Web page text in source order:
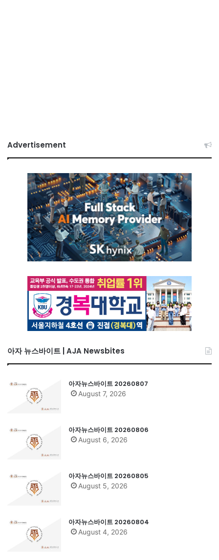
Advertisement
아자 뉴스바이트 | AJA Newsbites
아자뉴스바이트 20260807
August 7, 2026
아자뉴스바이트 20260806
August 6, 2026
아자뉴스바이트 20260805
August 5, 2026
아자뉴스바이트 20260804
August 4, 2026